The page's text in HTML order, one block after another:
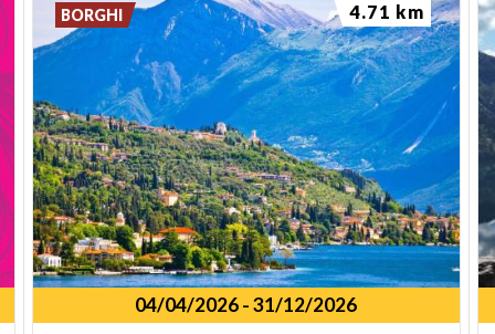
04/04/2026-31/12/2026
BORGHI 4.71 km